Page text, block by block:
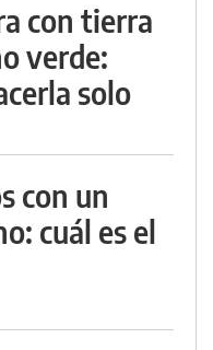
con tierra
verde:
solo
con un
cuál es el